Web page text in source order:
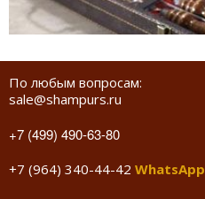
По любым вопросам:
sale@shampurs.ru
+7 (499) 490-63-80
+7 (964) 340-44-42 WhatsApp